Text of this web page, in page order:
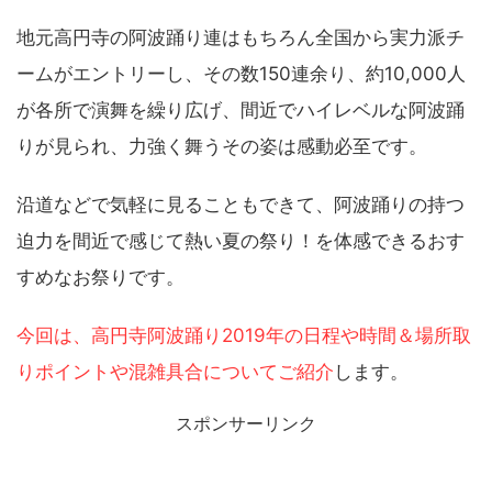
地元高円寺の阿波踊り連はもちろん全国から実力派チ
ームがエントリーし、その数150連余り、約10,000人
が各所で演舞を繰り広げ、間近でハイレベルな阿波踊
りが見られ、力強く舞うその姿は感動必至です。
沿道などで気軽に見ることもできて、阿波踊りの持つ
迫力を間近で感じて熱い夏の祭り！を体感できるおす
すめなお祭りです。
今回は、高円寺阿波踊り2019年の日程や時間＆場所取
りポイントや混雑具合についてご紹介 します。
スポンサーリンク